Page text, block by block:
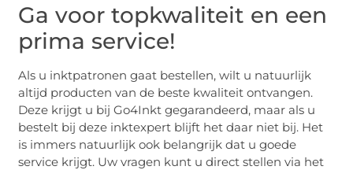
Ga voor topkwaliteit en een
prima service!
Als u inktpatronen gaat bestellen, wilt u natuurlijk
altijd producten van de beste kwaliteit ontvangen.
Deze krijgt u bij Go4Inkt gegarandeerd, maar als u
bestelt bij deze inktexpert blijft het daar niet bij. Het
is immers natuurlijk ook belangrijk dat u goede
service krijgt. Uw vragen kunt u direct stellen via het